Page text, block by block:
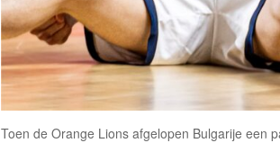
Toen de Orange Lions afgelopen Bulgarije een